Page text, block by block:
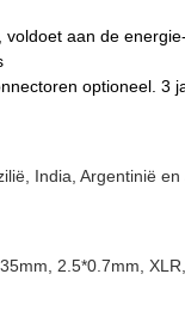
aan de
optioneel. 3
India, Argentinië
2.5*0.7mm,